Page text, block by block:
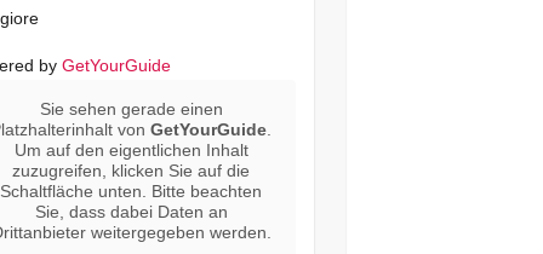
by GetYourGuide
Sie sehen gerade einen
vonGetYourGuide
Um auf den eigentlichen Inhalt
zuzugreifen, klicken Sie auf die
Schaltfläche unten. Bitte beachten
Sie, dass dabei Daten an
weitergegeben werden.